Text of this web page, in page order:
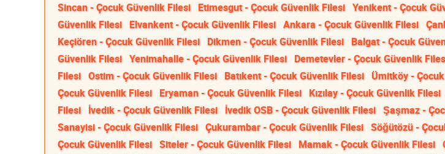
Sincan - Çocuk Güvenlik Filesi Etimesgut - Çocuk Güvenlik Filesi Yenikent - Çocuk
Güvenlik Filesi Elvankent - Çocuk Güvenlik Filesi Ankara - Çocuk Güvenlik Filesi
Keçiören - Çocuk Güvenlik Filesi Dikmen - Çocuk Güvenlik Filesi Balgat - Çocuk
Güvenlik Filesi Yenimahalle - Çocuk Güvenlik Filesi Demetevler - Çocuk Güvenlik
Filesi Ostim - Çocuk Güvenlik Filesi Batıkent - Çocuk Güvenlik Filesi Ümitköy -
Çocuk Güvenlik Filesi Eryaman - Çocuk Güvenlik Filesi Kızılay - Çocuk Güvenlik Filesi
Filesi İvedik - Çocuk Güvenlik Filesi İvedik OSB - Çocuk Güvenlik Filesi Şaşmaz -
Sanayisi - Çocuk Güvenlik Filesi Çukurambar - Çocuk Güvenlik Filesi Söğütözü -
Çocuk Güvenlik Filesi Siteler - Çocuk Güvenlik Filesi Mamak - Çocuk Güvenlik Filesi